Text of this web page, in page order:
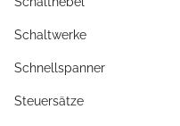
Schaltwerke
Schnellspanner
Steuersätze